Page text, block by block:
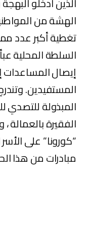
الهشة من
تغطية أكبر عدد
السلطة المحلية
إيصال
المستفيدين.
المبذولة للتصدي
الفقيرة بالعمالة
“كورونا” على
مبادرات من هذا